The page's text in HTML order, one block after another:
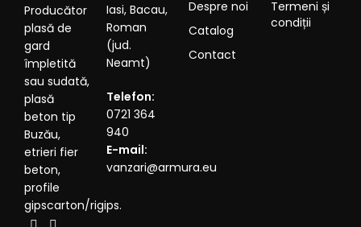
Producător
plasă de
gard
împletită
sau sudată,
plasă
beton tip
Buzău,
etrieri fier
beton,
profile
gipscarton/rigips.
Iasi, Bacau,
Roman
(jud.
Neamt)
Telefon:
0721 364
940
E-mail:
vanzari@armura.eu
Despre noi
Catalog
Contact
Termeni și
condiții